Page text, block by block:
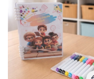
Sveiki
Tai tarpusavio
platforma,
prekes įsigyti už